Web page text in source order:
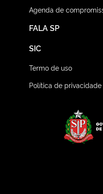
FALA SP
Agenda de
SIC
Termo de uso
Política de privacidade